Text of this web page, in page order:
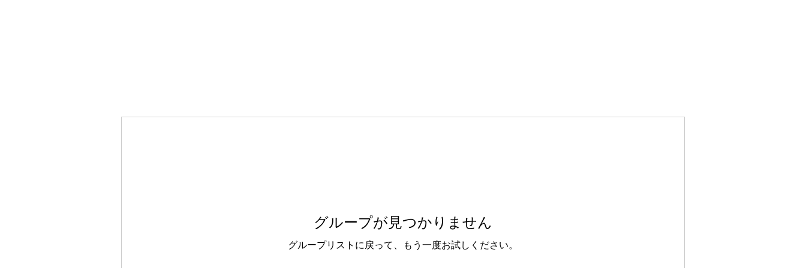
グループが見つかりません
グループリストに戻って、もう一度お試しください。